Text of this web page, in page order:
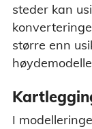
steder kan
større enn
I